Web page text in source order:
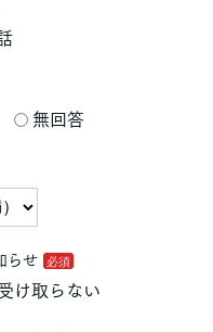
無回答
らせ
け取らない